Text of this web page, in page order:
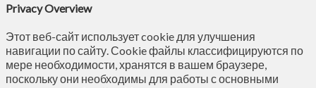
Privacy Overview
Этот веб-сайт использует cookie для улучшения
навигации по сайту. Сookie файлы классифицируются по
мере необходимости, хранятся в вашем браузере,
поскольку они необходимы для работы с основными